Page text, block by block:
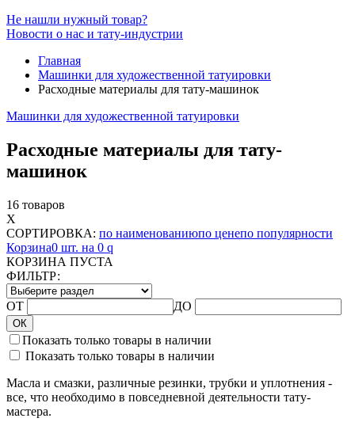
Не нашли нужный товар?
Новости о нас и тату-индустрии
Главная
Машинки для художественной татуировки
Расходные материалы для тату-машинок
Машинки для художественной татуировки
Расходные материалы для тату-
машинок
16 товаров
X
СОРТИРОВКА: по наименованиюпо ценепо популярности
Корзина0 шт. на 0 q
КОРЗИНА ПУСТА
ФИЛЬТР:
ОТ ДО
ОК
Показать только товары в наличии
Показать только товары в наличии
Масла и смазки, различные резинки, трубки и уплотнения -
все, что необходимо в повседневной деятельности тату-
мастера.